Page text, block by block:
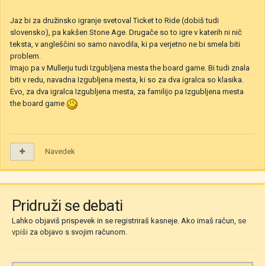
Jaz bi za družinsko igranje svetoval Ticket to Ride (dobiš tudi
slovensko), pa kakšen Stone Age. Drugače so to igre v katerih ni nič
teksta, v angleščini so samo navodila, ki pa verjetno ne bi smela biti
problem.
Imajo pa v Mullerju tudi Izgubljena mesta the board game. Bi tudi znala
biti v redu, navadna Izgubljena mesta, ki so za dva igralca so klasika.
Evo, za dva igralca Izgubljena mesta, za familijo pa Izgubljena mesta
the board game
Navedek
Pridruži se debati
Lahko objaviš prispevek in se registriraš kasneje. Ako imaš račun, se
vpiši za objavo s svojim računom.